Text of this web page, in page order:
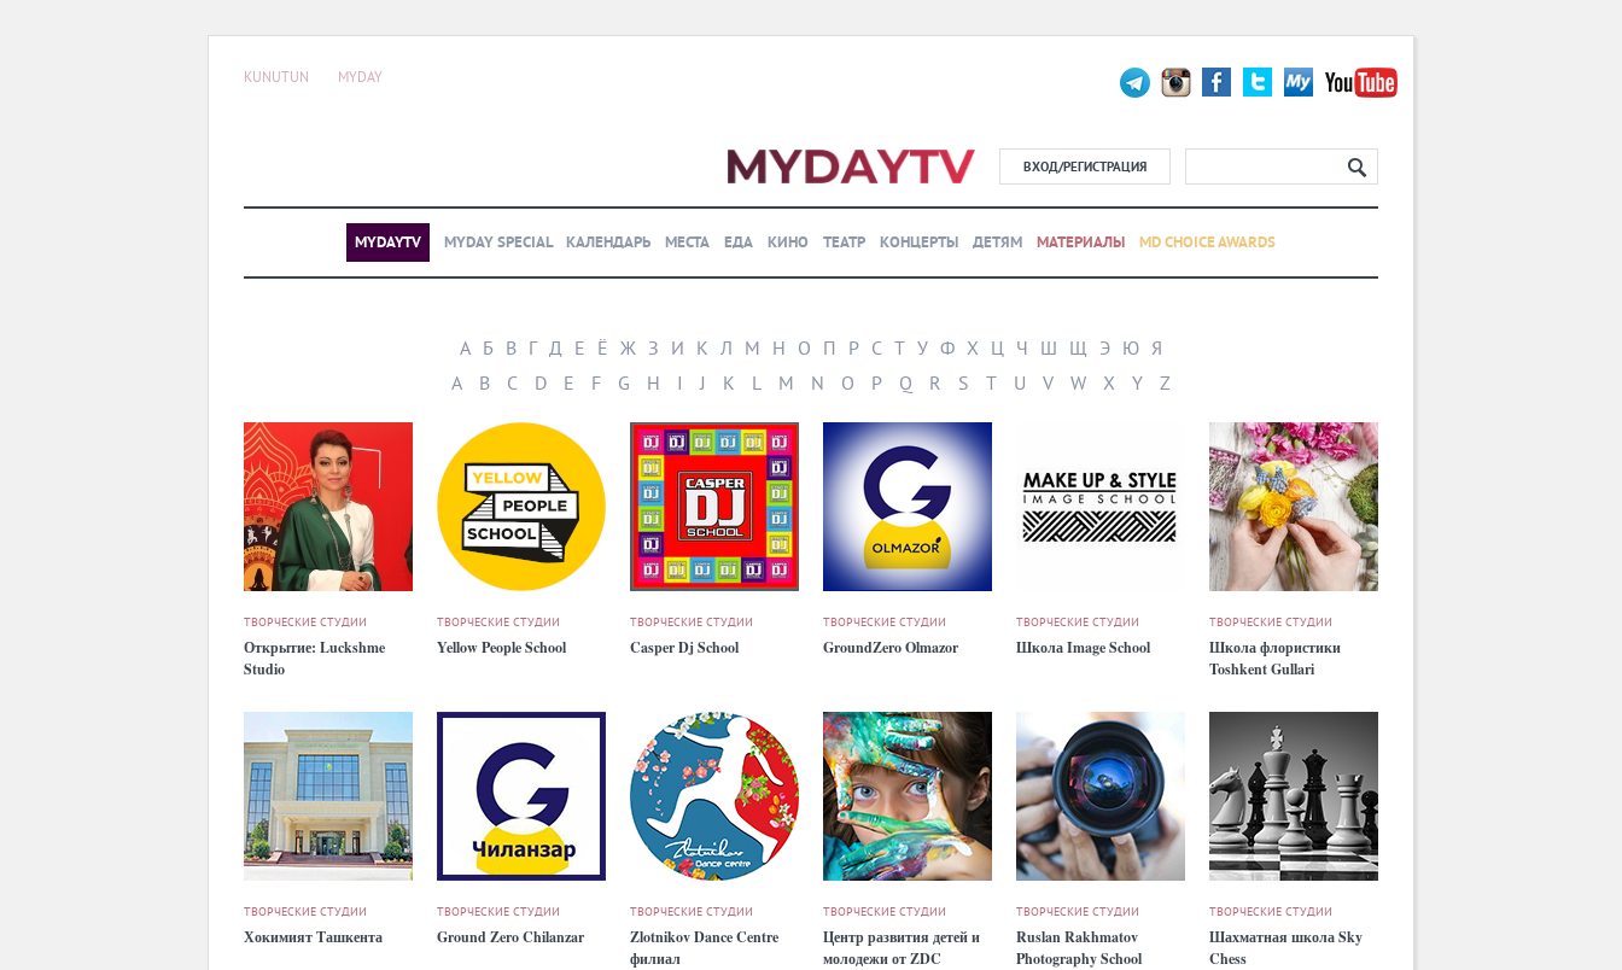
KUNUTUN MYDAY
ВХОД/РЕГИСТРАЦИЯ
MYDAYTV MYDAY SPECIAL КАЛЕНДАРЬ МЕСТА ЕДА КИНО ТЕАТР КОНЦЕРТЫ ДЕТЯМ МАТЕРИАЛЫ MD CHOICE AWARDS
А Б В Г Д Е Ё Ж З И К Л М Н О П Р С Т У Ф Х Ц Ч Ш Щ Э Ю Я
A
B C D E F G H I J K L M N O P Q R S T U V W X Y Z
ТВОРЧЕСКИЕ СТУДИИ
Открытие: Luckshme
Studio
ТВОРЧЕСКИЕ СТУДИИ
Yellow People School
ТВОРЧЕСКИЕ СТУДИИ
Casper Dj School
ТВОРЧЕСКИЕ СТУДИИ
GroundZero Olmazor
ТВОРЧЕСКИЕ СТУДИИ
Школа Image School
ТВОРЧЕСКИЕ СТУДИИ
Школа флористики
Toshkent Gullari
ТВОРЧЕСКИЕ СТУДИИ
Хокимият Ташкента
ТВОРЧЕСКИЕ СТУДИИ
Ground Zero Chilanzar
ТВОРЧЕСКИЕ СТУДИИ
Zlotnikov Dance Centre
филиал
ТВОРЧЕСКИЕ СТУДИИ
Центр развития детей и
молодежи от ZDC
ТВОРЧЕСКИЕ СТУДИИ
Ruslan Rakhmatov
Photography School
ТВОРЧЕСКИЕ СТУДИИ
Шахматная школа Sky
Chess